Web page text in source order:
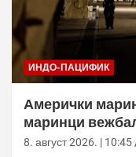
ИНДО-ПАЦИФИК
Амерички
маринци
8. август 2026. | 10:45